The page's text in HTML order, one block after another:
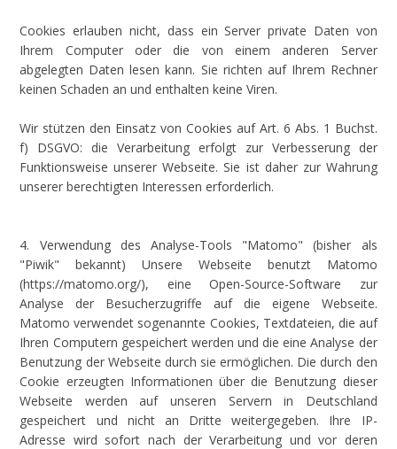
Cookies erlauben nicht, dass ein Server private Daten von
Ihrem Computer oder die von einem anderen Server
abgelegten Daten lesen kann. Sie richten auf Ihrem Rechner
keinen Schaden an und enthalten keine Viren.
Wir stützen den Einsatz von Cookies auf Art. 6 Abs. 1 Buchst.
f) DSGVO: die Verarbeitung erfolgt zur Verbesserung der
Funktionsweise unserer Webseite. Sie ist daher zur Wahrung
unserer berechtigten Interessen erforderlich.
4. Verwendung des Analyse-Tools "Matomo" (bisher als
"Piwik" bekannt) Unsere Webseite benutzt Matomo
(https://matomo.org/), eine Open-Source-Software zur
Analyse der Besucherzugriffe auf die eigene Webseite.
Matomo verwendet sogenannte Cookies, Textdateien, die auf
Ihren Computern gespeichert werden und die eine Analyse der
Benutzung der Webseite durch sie ermöglichen. Die durch den
Cookie erzeugten Informationen über die Benutzung dieser
Webseite werden auf unseren Servern in Deutschland
gespeichert und nicht an Dritte weitergegeben. Ihre IP-
Adresse wird sofort nach der Verarbeitung und vor deren